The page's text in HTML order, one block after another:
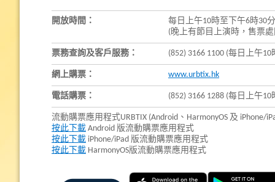
開放時間：
每日上午10時至下午6時30分
(晚上有節目上演時，售票
票務查詢及客戶服務： (852) 3166 1100 (每日上午
網上購票： www.urbtix.hk
電話購票： (852) 3166 1288 (每日上午
流動購票應用程式URBTIX (Android、HarmonyOS 及 iPhone/
按此下載 Android 版流動購票應用程式
按此下載 iPhone/iPad 版流動購票應用程式
按此下載 HarmonyOS版流動購票應用程式